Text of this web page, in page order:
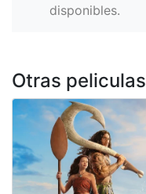
disponibles.
Otras